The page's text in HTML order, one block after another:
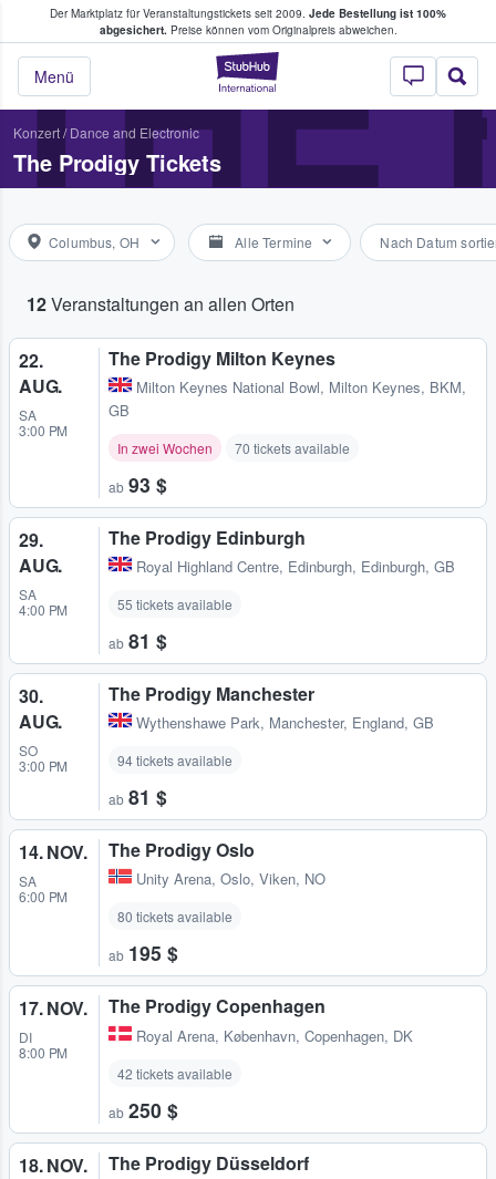
Der Marktplatz für Veranstaltungstickets seit 2009. Jede Bestellung ist 100%
abgesichert.Preise können vom Originalpreis abweichen.
StubHub - Wo
Menü
Tickets kaufen & verkaufen
Konzert/ Dance and Electronic
The Prodigy Tickets
Columbus, OH Alle Termine Nach Datum
12Veranstaltungen an allen Orten
22.
AUG.
SA
3:00 PM
The Prodigy Milton Keynes
Milton Keynes National Bowl, Milton Keynes, BKM,
GB
In zwei Wochen 70 tickets available
ab 93 $
29.
AUG.
SA
4:00 PM
The Prodigy Edinburgh
Royal Highland Centre, Edinburgh, Edinburgh, GB
55 tickets available
ab 81 $
30.
AUG.
SO
3:00 PM
The Prodigy Manchester
Wythenshawe Park, Manchester, England, GB
94 tickets available
ab 81 $
14. NOV.
SA
6:00 PM
The Prodigy Oslo
Unity Arena, Oslo, Viken, NO
80 tickets available
ab 195 $
17. NOV.
DI
8:00 PM
The Prodigy Copenhagen
Royal Arena, København, Copenhagen, DK
42 tickets available
ab 250 $
18. NOV. The Prodigy Düsseldorf